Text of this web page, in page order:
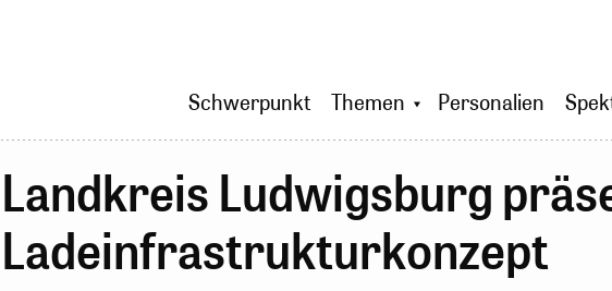
Schwerpunkt Themen Personalien
Landkreis Ludwigsburg
Ladeinfrastrukturkonzept